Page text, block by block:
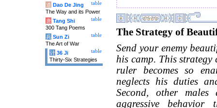
The Strategy of
Send your enemy
his camp. This
ruler becomes so
neglects his duties
Second, other
aggressive behavior
table
道 Dao De Jing
The Way and its Power
table
唐 Tang Shi
300 Tang Poems
table
兵 Sun Zi
The Art of War
table
计 36 Ji
Thirty-Six Strategies